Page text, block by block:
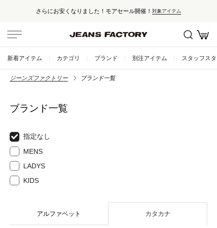
対象アイテム セール対象外アイテムは
新着アイテム カテゴリ ブランド 別注アイテム スタッフス
ジーンズファクトリー ブランド一覧
ブランド一覧
指定なし
MENS
LADYS
KIDS
アルファベット カタカナ